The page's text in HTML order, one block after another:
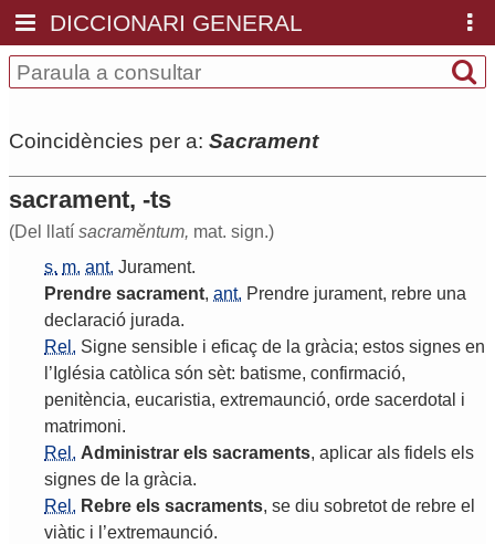
DICCIONARI GENERAL
Coincidències per a: Sacrament
sacrament, -ts
(Del llatí sacramĕntum, mat. sign.)
s. m. ant. Jurament.
Prendre sacrament, ant. Prendre jurament, rebre una
declaració jurada.
Rel. Signe sensible i eficaç de la gràcia; estos signes en
’ Iglésia catòlica són sèt: batisme, confirmació,
penitència, eucaristia, extremaunció, orde sacerdotal i
matrimoni.
Rel. Administrar els sacraments, aplicar als fidels els
signes de la gràcia.
Rel. Rebre els sacraments, se diu sobretot de rebre el
viàtic i ’extremaunció.